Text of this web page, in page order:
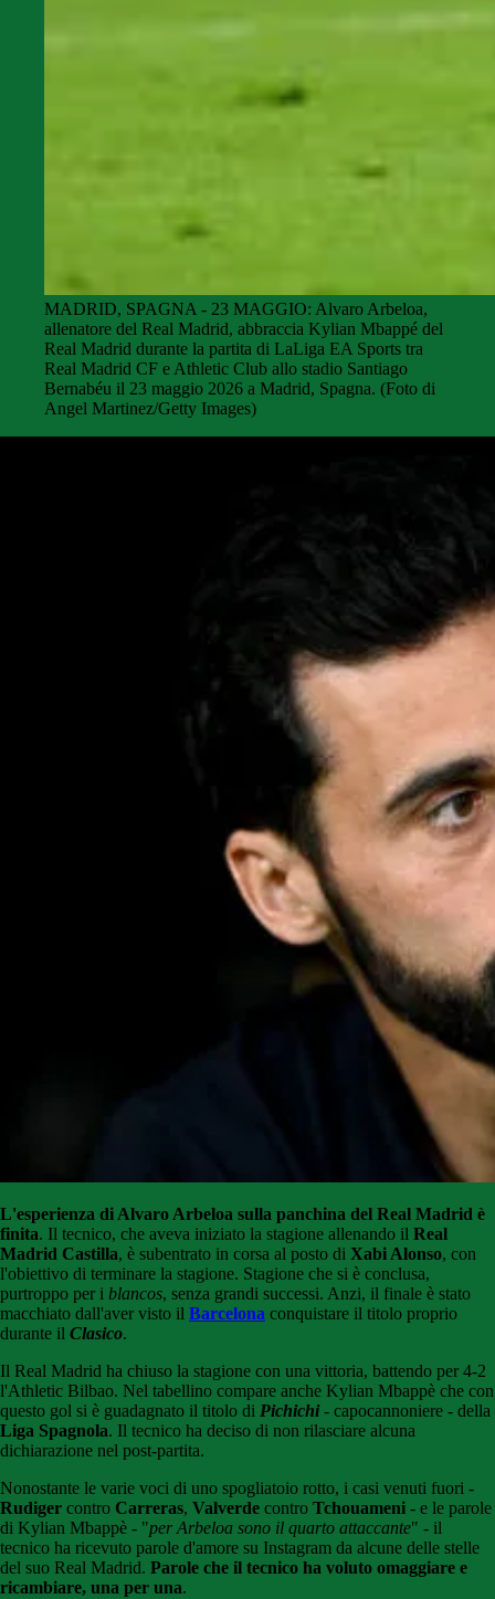
MADRID, SPAGNA - 23 MAGGIO: Alvaro Arbeloa,
allenatore del Real Madrid, abbraccia Kylian Mbappé del
Real Madrid durante la partita di LaLiga EA Sports tra
Real Madrid CF e Athletic Club allo stadio Santiago
Bernabéu il 23 maggio 2026 a Madrid, Spagna. (Foto di
Angel Martinez/Getty Images)
L'esperienza di Alvaro Arbeloa sulla panchina del Real Madrid è
finita. Il tecnico, che aveva iniziato la stagione allenando il Real
Madrid Castilla, è subentrato in corsa al posto di Xabi Alonso, con
l'obiettivo di terminare la stagione. Stagione che si è conclusa,
purtroppo per i blancos, senza grandi successi. Anzi, il finale è stato
macchiato dall'aver visto il Barcelona conquistare il titolo proprio
durante il Clasico.
Il Real Madrid ha chiuso la stagione con una vittoria, battendo per 4-2
l'Athletic Bilbao. Nel tabellino compare anche Kylian Mbappè che con
questo gol si è guadagnato il titolo di Pichichi- capocannoniere - della
Liga Spagnola. Il tecnico ha deciso di non rilasciare alcuna
dichiarazione nel post-partita.
Nonostante le varie voci di uno spogliatoio rotto, i casi venuti fuori -
Rudiger contro Carreras, Valverde contro Tchouameni - e le parole
di Kylian Mbappè - "per Arbeloa sono il quarto attaccante" - il
tecnico ha ricevuto parole d'amore su Instagram da alcune delle stelle
del suo Real Madrid. Parole che il tecnico ha voluto omaggiare e
ricambiare, una per una.